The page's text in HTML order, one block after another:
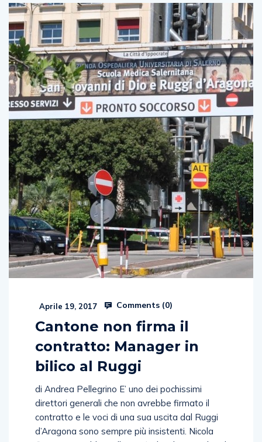
Aprile 19, 2017 Comments (0)
Cantone non firma il
contratto: Manager in
bilico al Ruggi
di Andrea Pellegrino E’ uno dei pochissimi
direttori generali che non avrebbe firmato il
contratto e le voci di una sua uscita dal Ruggi
d’Aragona sono sempre più insistenti. Nicola